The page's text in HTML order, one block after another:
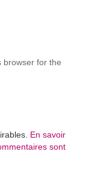
browser for the
En savoir
sont